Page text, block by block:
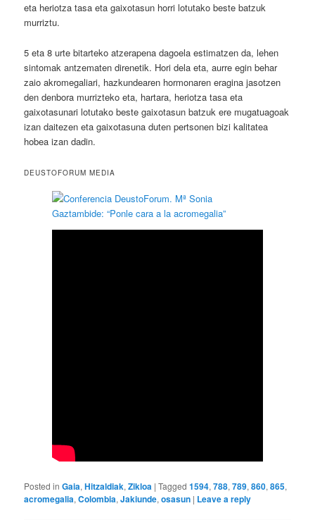
eta heriotza tasa eta gaixotasun horri lotutako beste batzuk
murriztu.
5 eta 8 urte bitarteko atzerapena dagoela estimatzen da, lehen
sintomak antzematen direnetik. Hori dela eta, aurre egin behar
zaio akromegaliari, hazkundearen hormonaren eragina jasotzen
den denbora murrizteko eta, hartara, heriotza tasa eta
gaixotasunari lotutako beste gaixotasun batzuk ere mugatuagoak
izan daitezen eta gaixotasuna duten pertsonen bizi kalitatea
hobea izan dadin.
DEUSTOFORUM MEDIA
Posted in Gaia,Hitzaldiak,Zikloa |Tagged 1594,788,789,860,865,
acromegalia,Colombia,Jakiunde,osasun | Leave a reply